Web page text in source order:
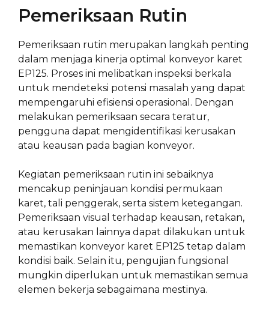
Pemeriksaan Rutin
Pemeriksaan rutin merupakan langkah penting
dalam menjaga kinerja optimal konveyor karet
EP125. Proses ini melibatkan inspeksi berkala
untuk mendeteksi potensi masalah yang dapat
mempengaruhi efisiensi operasional. Dengan
melakukan pemeriksaan secara teratur,
pengguna dapat mengidentifikasi kerusakan
atau keausan pada bagian konveyor.
Kegiatan pemeriksaan rutin ini sebaiknya
mencakup peninjauan kondisi permukaan
karet, tali penggerak, serta sistem ketegangan.
Pemeriksaan visual terhadap keausan, retakan,
atau kerusakan lainnya dapat dilakukan untuk
memastikan konveyor karet EP125 tetap dalam
kondisi baik. Selain itu, pengujian fungsional
mungkin diperlukan untuk memastikan semua
elemen bekerja sebagaimana mestinya.